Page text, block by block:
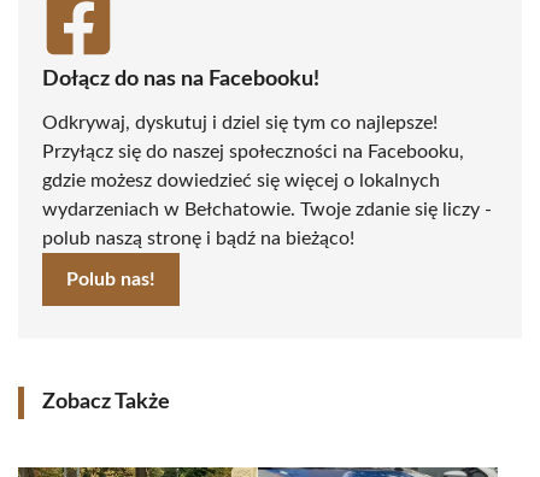
Dołącz do nas na Facebooku!
Odkrywaj, dyskutuj i dziel się tym co najlepsze!
Przyłącz się do naszej społeczności na Facebooku,
gdzie możesz dowiedzieć się więcej o lokalnych
wydarzeniach w Bełchatowie. Twoje zdanie się liczy -
polub naszą stronę i bądź na bieżąco!
Polub nas!
Zobacz Także